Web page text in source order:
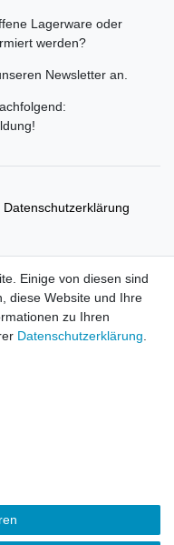
Lagerware oder
werden?
Newsletter an.
!
Daten­schutz­erklärung
HL-
sämtliche Produktbilder
rechtmäßigen
zeigt der Shop 0,00
LEGENDS OF
und MIXELS sind
Einige von diesen sind
diese Website und Ihre
zu Ihren
Daten­schutz­erklärung